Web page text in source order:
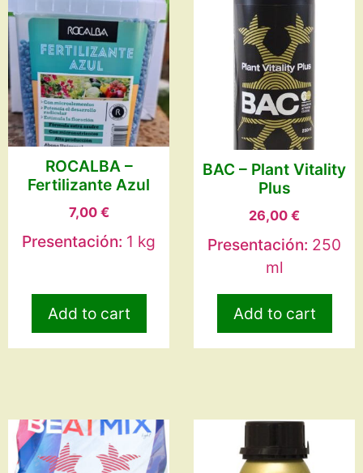
ROCALBA –
Fertilizante Azul
7,00 €
Presentación: 1 kg
Add to cart
BAC – Plant Vitality
Plus
26,00 €
Presentación: 250
ml
Add to cart